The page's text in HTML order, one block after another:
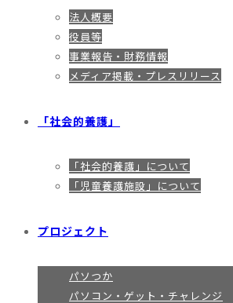
法人概要
役員等
事業報告・財務情報
メディア掲載・プレスリリース
「社会的養護」
「社会的養護」について
「児童養護施設」について
プロジェクト
パソつか
パソコン・ゲット・チャレンジ